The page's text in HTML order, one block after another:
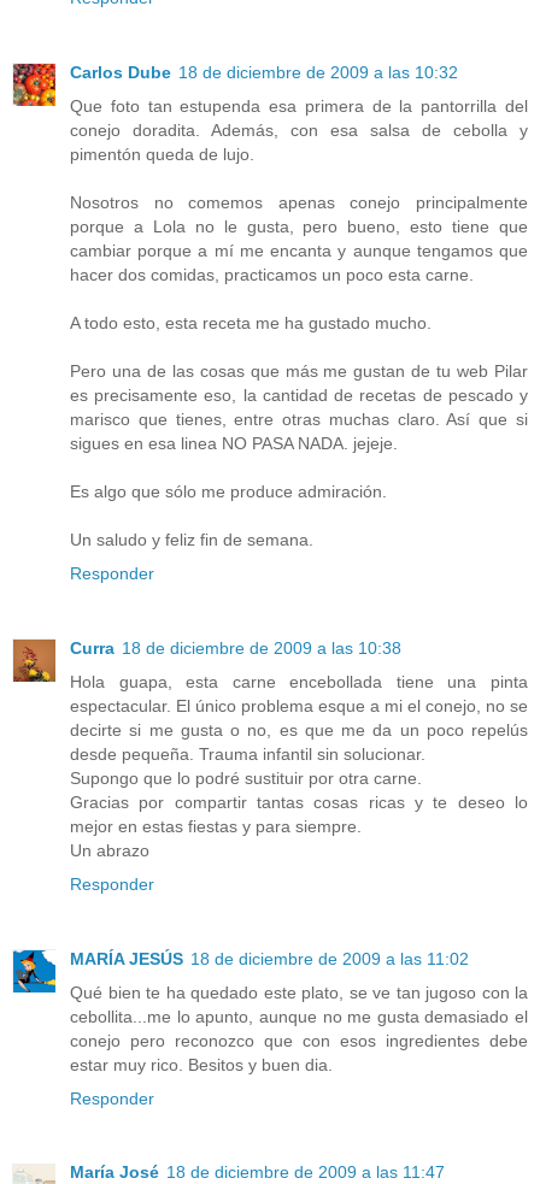
Carlos Dube 18 de diciembre de 2009 a las 10:32
Que foto tan estupenda esa primera de la pantorrilla del
conejo doradita. Además, con esa salsa de cebolla y
pimentón queda de lujo.
Nosotros no comemos apenas conejo principalmente
porque a Lola no le gusta, pero bueno, esto tiene que
cambiar porque a mí me encanta y aunque tengamos que
hacer dos comidas, practicamos un poco esta carne.
A todo esto, esta receta me ha gustado mucho.
Pero una de las cosas que más me gustan de tu web Pilar
es precisamente eso, la cantidad de recetas de pescado y
marisco que tienes, entre otras muchas claro. Así que si
sigues en esa linea NO PASA NADA. jejeje.
Es algo que sólo me produce admiración.
Un saludo y feliz fin de semana.
Responder
Curra 18 de diciembre de 2009 a las 10:38
Hola guapa, esta carne encebollada tiene una pinta
espectacular. El único problema esque a mi el conejo, no se
decirte si me gusta o no, es que me da un poco repelús
desde pequeña. Trauma infantil sin solucionar.
Supongo que lo podré sustituir por otra carne.
Gracias por compartir tantas cosas ricas y te deseo lo
mejor en estas fiestas y para siempre.
Un abrazo
Responder
MARÍA JESÚS 18 de diciembre de 2009 a las 11:02
Qué bien te ha quedado este plato, se ve tan jugoso con la
cebollita...me lo apunto, aunque no me gusta demasiado el
conejo pero reconozco que con esos ingredientes debe
estar muy rico. Besitos y buen dia.
Responder
María José 18 de diciembre de 2009 a las 11:47